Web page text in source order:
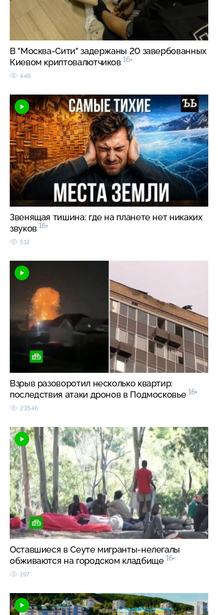
В "Москва-Сити" задержаны 20 завербованных
Киевом криптовалютчиков 16+
446
Звенящая тишина: где на планете нет никаких
звуков 16+
512
Взрыв разоворотил несколько квартир:
последствия атаки дронов в Подмосковье 16+
23546
Оставшиеся в Сеуте мигранты-нелегалы
обживаются на городском кладбище 16+
197